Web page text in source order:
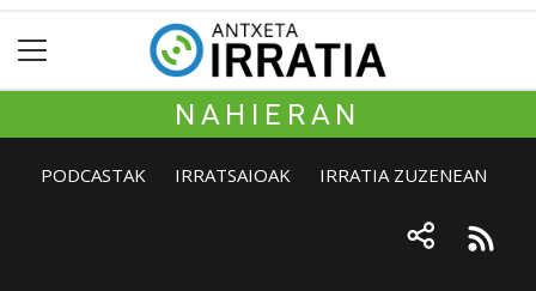
NAHIERAN
PODCASTAK IRRATSAIOAK IRRATIA ZUZENEAN